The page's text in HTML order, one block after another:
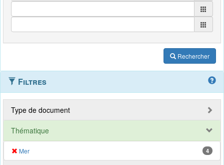
Rechercher
Filtres
Type de document
Thématique
Mer 4